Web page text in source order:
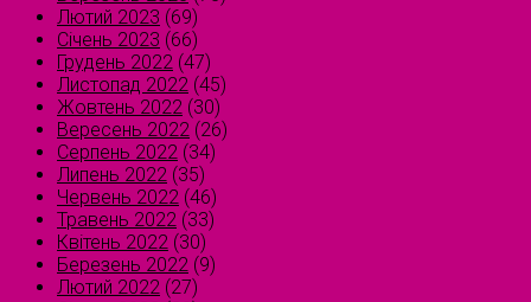
Лютий 2023 (69)
Січень 2023 (66)
Грудень 2022 (47)
Листопад 2022 (45)
Жовтень 2022 (30)
Вересень 2022 (26)
Серпень 2022 (34)
Липень 2022 (35)
Червень 2022 (46)
Травень 2022 (33)
Квітень 2022 (30)
Березень 2022 (9)
Лютий 2022 (27)